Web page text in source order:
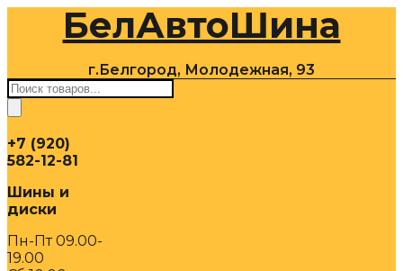
содержимомуБелАвтоШина
г.Белгород, Молодежная, 93
Поиск
товаров
+7 (920)
582-12-81
Шины и
диски
Пн-Пт 09.00-
19.00